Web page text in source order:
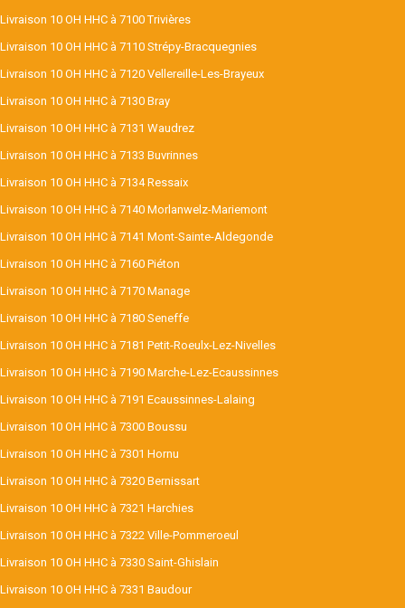
Livraison 10 OH HHC à 7100 Trivières
Livraison 10 OH HHC à 7110 Strépy-Bracquegnies
Livraison 10 OH HHC à 7120 Vellereille-Les-Brayeux
Livraison 10 OH HHC à 7130 Bray
Livraison 10 OH HHC à 7131 Waudrez
Livraison 10 OH HHC à 7133 Buvrinnes
Livraison 10 OH HHC à 7134 Ressaix
Livraison 10 OH HHC à 7140 Morlanwelz-Mariemont
Livraison 10 OH HHC à 7141 Mont-Sainte-Aldegonde
Livraison 10 OH HHC à 7160 Piéton
Livraison 10 OH HHC à 7170 Manage
Livraison 10 OH HHC à 7180 Seneffe
Livraison 10 OH HHC à 7181 Petit-Roeulx-Lez-Nivelles
Livraison 10 OH HHC à 7190 Marche-Lez-Ecaussinnes
Livraison 10 OH HHC à 7191 Ecaussinnes-Lalaing
Livraison 10 OH HHC à 7300 Boussu
Livraison 10 OH HHC à 7301 Hornu
Livraison 10 OH HHC à 7320 Bernissart
Livraison 10 OH HHC à 7321 Harchies
Livraison 10 OH HHC à 7322 Ville-Pommeroeul
Livraison 10 OH HHC à 7330 Saint-Ghislain
Livraison 10 OH HHC à 7331 Baudour